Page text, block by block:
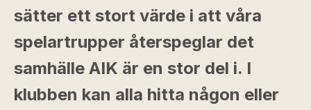
sätter ett stort värde i att våra
spelartrupper återspeglar det
samhälle AIK är en stor del i. I
klubben kan alla hitta någon eller